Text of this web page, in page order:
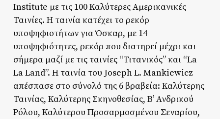
Institute με τις 100 Καλύτερες Αμερικανικές
Ταινίες. Η ταινία κατέχει το ρεκόρ
υποψηφιοτήτων για Όσκαρ, με 14
υποψηφιότητες, ρεκόρ που διατηρεί μέχρι και
σήμερα μαζί με τις ταινίες “Τιτανικός” και “La
La Land”. Η ταινία του Joseph L. Mankiewicz
απέσπασε στο σύνολό της 6 βραβεία: Καλύτερης
Ταινίας, Καλύτερης Σκηνοθεσίας, Β’ Ανδρικού
Ρόλου, Καλύτερου Προσαρμοσμένου Σεναρίου,